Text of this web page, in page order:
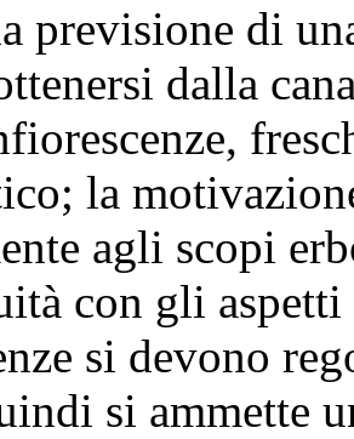
previsione di
dalla
la
agli scopi
con gli
si devono
si ammette